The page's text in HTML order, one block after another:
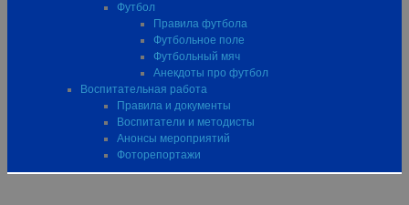
Футбол
Правила футбола
Футбольное поле
Футбольный мяч
Анекдоты про футбол
Воспитательная работа
Правила и документы
Воспитатели и методисты
Анонсы мероприятий
Фоторепортажи